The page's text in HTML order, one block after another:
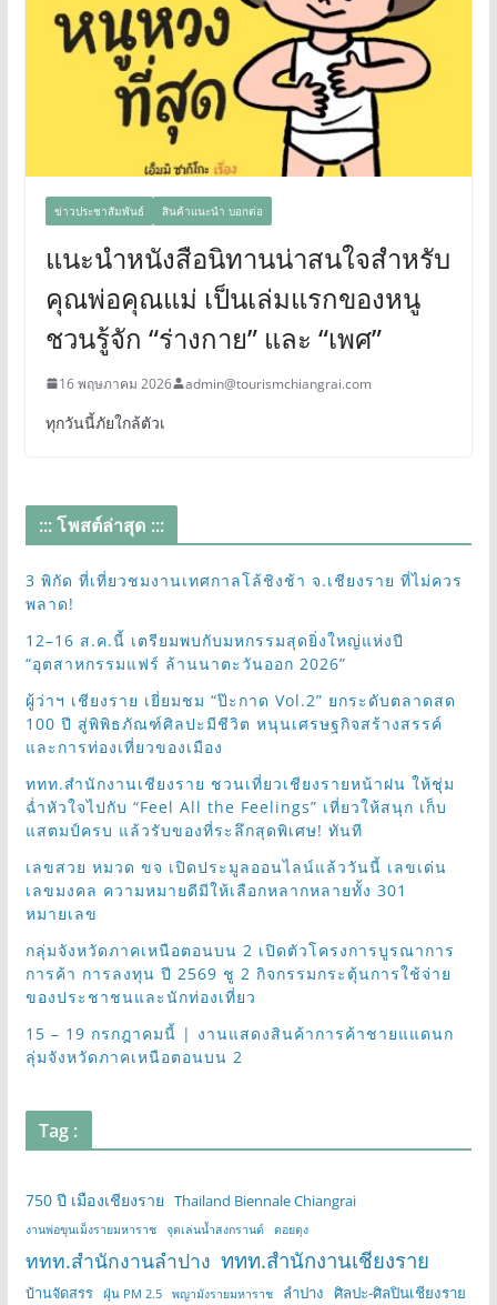
ข่าวประชาสัมพันธ์ สินค้าแนะนำ บอกต่อ
แนะนำหนังสือนิทานน่าสนใจสำหรับ
คุณพ่อคุณแม่ เป็นเล่มแรกของหนู
ชวนรู้จัก “ร่างกาย” และ “เพศ”
16 พฤษภาคม 2026 admin@tourismchiangrai.com
ทุกวันนี้ภัยใกล้ตัวเ
::: โพสต์ล่าสุด :::
3 พิกัด ที่เที่ยวชมงานเทศกาลโล้ชิงช้า จ.เชียงราย ที่ไม่ควร
พลาด!
12–16 ส.ค.นี้ เตรียมพบกับมหกรรมสุดยิ่งใหญ่แห่งปี
“อุตสาหกรรมแฟร์ ล้านนาตะวันออก 2026”
ผู้ว่าฯ เชียงราย เยี่ยมชม “ป๊ะกาด Vol.2” ยกระดับตลาดสด
100 ปี สู่พิพิธภัณฑ์ศิลปะมีชีวิต หนุนเศรษฐกิจสร้างสรรค์
และการท่องเที่ยวของเมือง
ททท.สำนักงานเชียงราย ชวนเที่ยวเชียงรายหน้าฝน ให้ชุ่ม
ฉ่ำหัวใจไปกับ “Feel All the Feelings” เที่ยวให้สนุก เก็บ
แสตมป์ครบ แล้วรับของที่ระลึกสุดพิเศษ! ทันที
เลขสวย หมวด ขจ เปิดประมูลออนไลน์แล้ววันนี้ เลขเด่น
เลขมงคล ความหมายดีมีให้เลือกหลากหลายทั้ง 301
หมายเลข
กลุ่มจังหวัดภาคเหนือตอนบน 2 เปิดตัวโครงการบูรณาการ
การค้า การลงทุน ปี 2569 ชู 2 กิจกรรมกระตุ้นการใช้จ่าย
ของประชาชนและนักท่องเที่ยว
15 – 19 กรกฎาคมนี้ | งานแสดงสินค้าการค้าชายแแดนก
ลุ่มจังหวัดภาคเหนือตอนบน 2
Tag :
750 ปี เมืองเชียงราย Thailand Biennale Chiangrai
งานพ่อขุนเม็งรายมหาราช จุดเล่นน้ำสงกรานต์ ดอยตุง
ททท.สำนักงานลำปาง ททท.สำนักงานเชียงราย
บ้านจัดสรร ฝุ่น PM 2.5 พญามังรายมหาราช ลำปาง ศิลปะ-ศิลปินเชียงราย